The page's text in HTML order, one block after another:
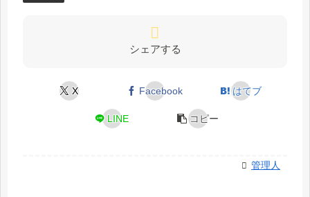
シェアする
X Facebook はてブ
LINE コピー
管理人